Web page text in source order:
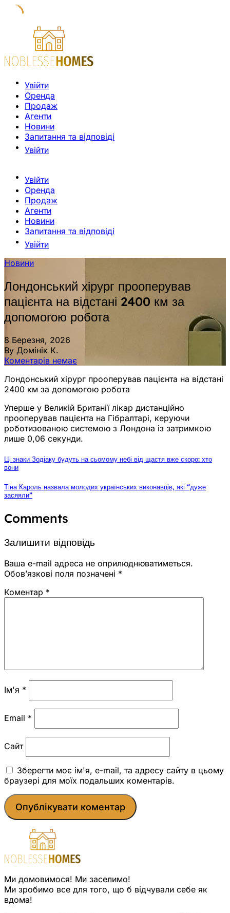
Увійти
Оренда
Продаж
Агенти
Новини
Запитання та відповіді
Увійти
Увійти
Оренда
Продаж
Агенти
Новини
Запитання та відповіді
Увійти
Новини
Лондонський хірург прооперував
пацієнта на відстані 2400 км за
допомогою робота
8 Березня, 2026
By Домінік К.
Коментарів немає
Лондонський хірург прооперував пацієнта на відстані
2400 км за допомогою робота
Уперше у Великій Британії лікар дистанційно
прооперував пацієнта на Гібралтарі, керуючи
роботизованою системою з Лондона із затримкою
лише 0,06 секунди.
Ці знаки Зодіаку будуть на сьомому небі від щастя вже скоро: хто
вони
Тіна Кароль назвала молодих українських виконавців, які “дуже
засяяли”
Comments
Залишити відповідь
Ваша e-mail адреса не оприлюднюватиметься.
Обов’язкові поля позначені *
Коментар *
Ім'я *
Email *
Сайт
Зберегти моє ім'я, e-mail, та адресу сайту в цьому
браузері для моїх подальших коментарів.
Ми домовимося! Ми заселимо!
Ми зробимо все для того, що б відчували себе як
вдома!